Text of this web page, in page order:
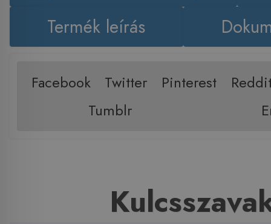
Termék leírás
Facebook Twitter Pinterest
Tumblr